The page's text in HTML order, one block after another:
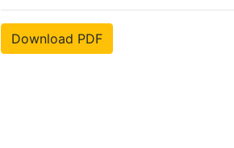
Download PDF